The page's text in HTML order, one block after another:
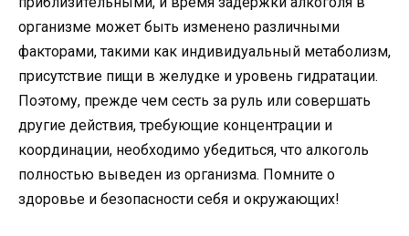
организме может быть изменено различными
факторами, такими как индивидуальный метаболизм,
присутствие пищи в желудке и уровень гидратации.
Поэтому, прежде чем сесть за руль или совершать
другие действия, требующие концентрации и
координации, необходимо убедиться, что алкоголь
полностью выведен из организма. Помните о
здоровье и безопасности себя и окружающих!